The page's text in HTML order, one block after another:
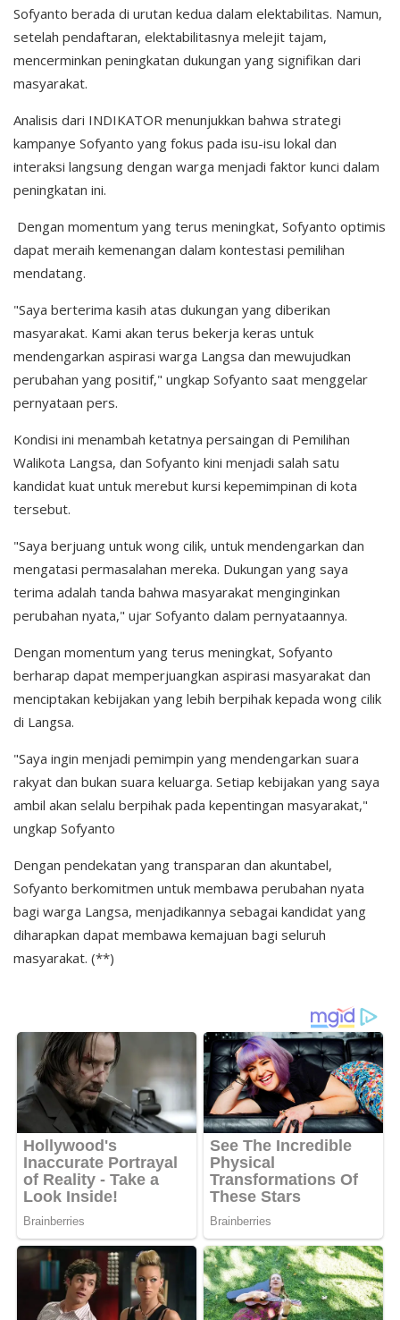
Sofyanto berada di urutan kedua dalam elektabilitas. Namun,
setelah pendaftaran, elektabilitasnya melejit tajam,
mencerminkan peningkatan dukungan yang signifikan dari
masyarakat.
Analisis dari INDIKATOR menunjukkan bahwa strategi
kampanye Sofyanto yang fokus pada isu-isu lokal dan
interaksi langsung dengan warga menjadi faktor kunci dalam
peningkatan ini.
Dengan momentum yang terus meningkat, Sofyanto optimis
dapat meraih kemenangan dalam kontestasi pemilihan
mendatang.
"Saya berterima kasih atas dukungan yang diberikan
masyarakat. Kami akan terus bekerja keras untuk
mendengarkan aspirasi warga Langsa dan mewujudkan
perubahan yang positif," ungkap Sofyanto saat menggelar
pernyataan pers.
Kondisi ini menambah ketatnya persaingan di Pemilihan
Walikota Langsa, dan Sofyanto kini menjadi salah satu
kandidat kuat untuk merebut kursi kepemimpinan di kota
tersebut.
"Saya berjuang untuk wong cilik, untuk mendengarkan dan
mengatasi permasalahan mereka. Dukungan yang saya
terima adalah tanda bahwa masyarakat menginginkan
perubahan nyata," ujar Sofyanto dalam pernyataannya.
Dengan momentum yang terus meningkat, Sofyanto
berharap dapat memperjuangkan aspirasi masyarakat dan
menciptakan kebijakan yang lebih berpihak kepada wong cilik
di Langsa.
"Saya ingin menjadi pemimpin yang mendengarkan suara
rakyat dan bukan suara keluarga. Setiap kebijakan yang saya
ambil akan selalu berpihak pada kepentingan masyarakat,"
ungkap Sofyanto
Dengan pendekatan yang transparan dan akuntabel,
Sofyanto berkomitmen untuk membawa perubahan nyata
bagi warga Langsa, menjadikannya sebagai kandidat yang
diharapkan dapat membawa kemajuan bagi seluruh
masyarakat. (**)